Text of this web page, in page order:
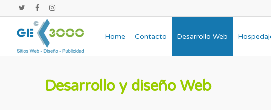
Home Contacto Desarrollo Web
Desarrollo y diseño Web